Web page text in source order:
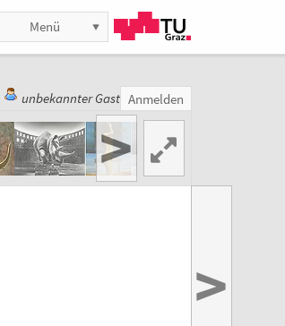
Menü
unbekannter Gast Anmelden
>
>